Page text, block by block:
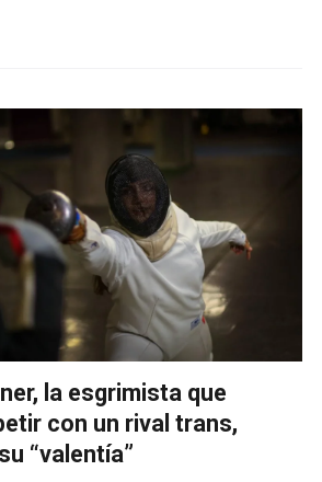
la esgrimista que
con un rival trans,
“valentía”